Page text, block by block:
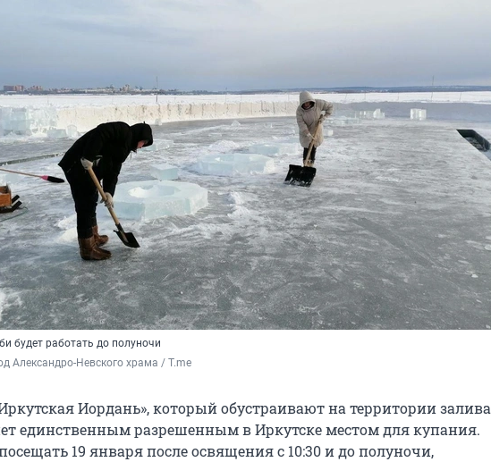
будет работать до полуночи
Александро-Невского храма / T.me
Иордань», который обустраивают на территории залива
единственным разрешенным в Иркутске местом для купания.
19 января после освящения с 10:30 и до полуночи,